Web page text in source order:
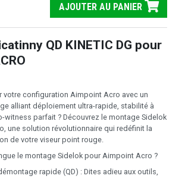
AJOUTER AU PANIER
QD KINETIC DG pour
votre configuration Aimpoint Acro avec un
alliant déploiement ultra-rapide, stabilité à
witness parfait ? Découvrez le montage Sidelok
une solution révolutionnaire qui redéfinit la
de votre viseur point rouge.
le montage Sidelok pour Aimpoint Acro ?
rapide (QD) : Dites adieu aux outils,